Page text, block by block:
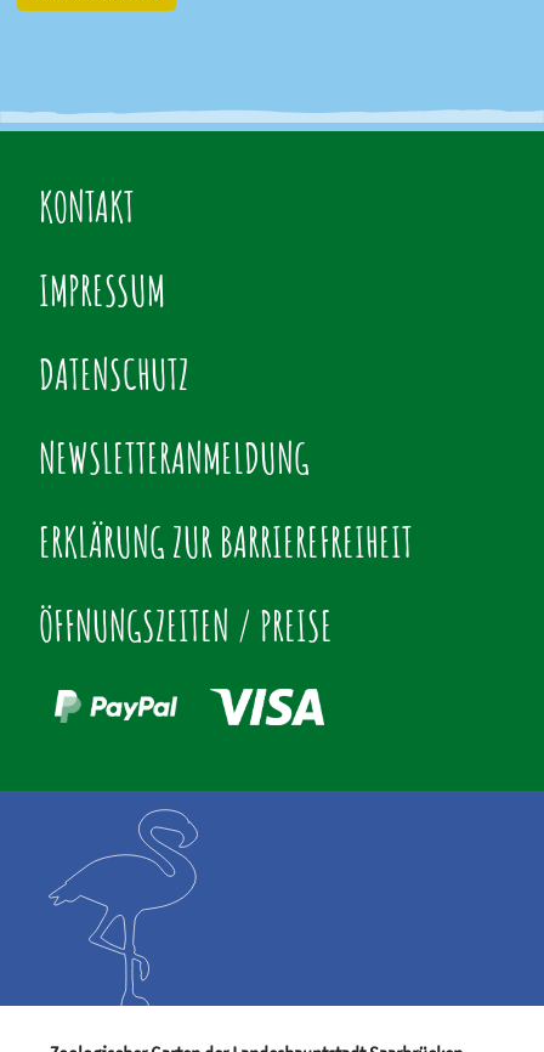
KONTAKT
IMPRESSUM
DATENSCHUTZ
NEWSLETTERANMELDUNG
ERKLÄRUNG ZUR BARRIEREFREIHEIT
ÖFFNUNGSZEITEN / PREISE